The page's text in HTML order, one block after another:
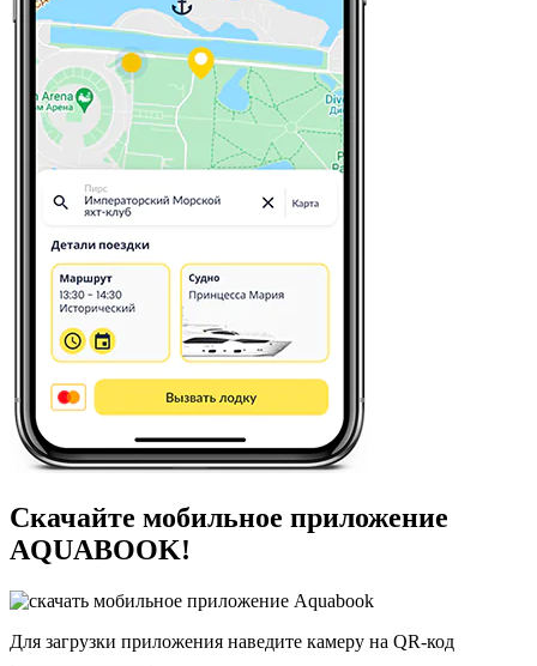
Скачайте мобильное приложение
AQUABOOK!
Для загрузки приложения наведите камеру на QR-код